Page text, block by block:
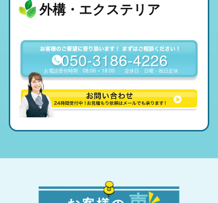
外構・エクステリア
050-3186-4226
お電話受付時間08:00 ~ 18:00 定休日 日曜・祝日定休